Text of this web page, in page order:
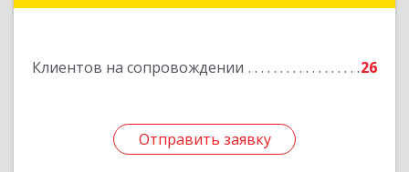
Клиентов на сопровождении 26
Отправить заявку
Отправить заявку